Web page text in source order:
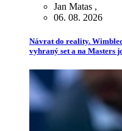
Jan Matas ,
06. 08. 2026
Návrat do reality.
vyhraný set a na Masters